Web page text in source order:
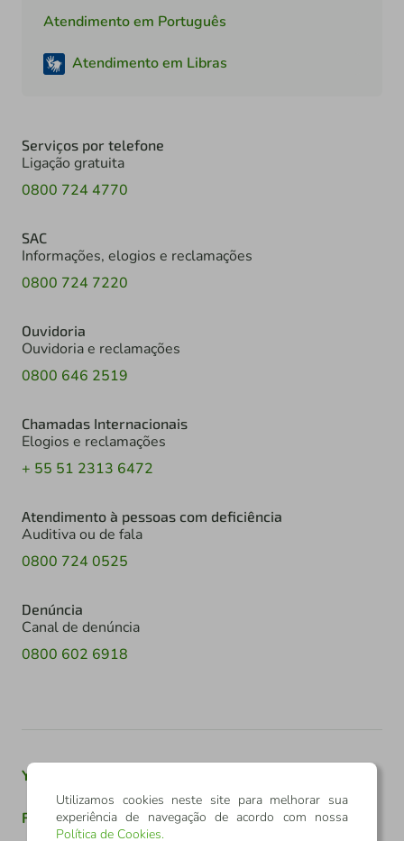
Atendimento em Português
Atendimento em Libras
Serviços por telefone
Ligação gratuita
0800 724 4770
SAC
Informações, elogios e reclamações
0800 724 7220
Ouvidoria
Ouvidoria e reclamações
0800 646 2519
Chamadas Internacionais
Elogios e reclamações
+ 55 51 2313 6472
Atendimento à pessoas com deficiência
Auditiva ou de fala
0800 724 0525
Denúncia
Canal de denúncia
0800 602 6918
Youtube
Facebook TikTok
Utilizamos cookies neste site para melhorar sua
experiência de navegação de acordo com nossa
Política de Cookies.